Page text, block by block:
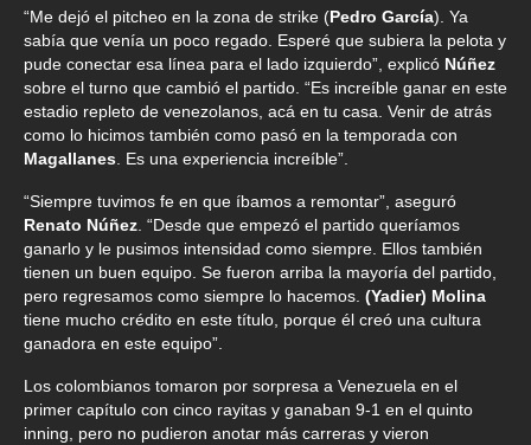
“Me dejó el pitcheo en la zona de strike (Pedro García). Ya
sabía que venía un poco regado. Esperé que subiera la pelota y
pude conectar esa línea para el lado izquierdo”, explicó Núñez
sobre el turno que cambió el partido. “Es increíble ganar en este
estadio repleto de venezolanos, acá en tu casa. Venir de atrás
como lo hicimos también como pasó en la temporada con
Magallanes. Es una experiencia increíble”.
“Siempre tuvimos fe en que íbamos a remontar”, aseguró
Renato Núñez. “Desde que empezó el partido queríamos
ganarlo y le pusimos intensidad como siempre. Ellos también
tienen un buen equipo. Se fueron arriba la mayoría del partido,
pero regresamos como siempre lo hacemos. (Yadier) Molina
tiene mucho crédito en este título, porque él creó una cultura
ganadora en este equipo”.
Los colombianos tomaron por sorpresa a Venezuela en el
primer capítulo con cinco rayitas y ganaban 9-1 en el quinto
inning, pero no pudieron anotar más carreras y vieron